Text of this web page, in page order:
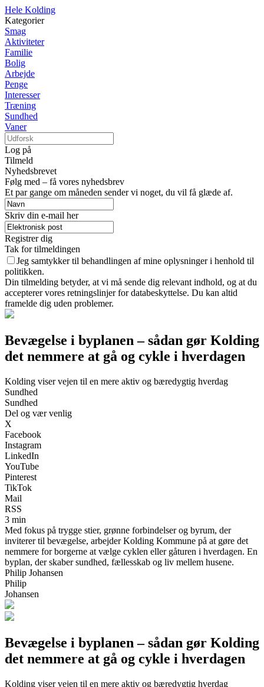
Hele Kolding
Kategorier
Smag
Aktiviteter
Familie
Bolig
Arbejde
Penge
Interesser
Træning
Sundhed
Vaner
Log på
Tilmeld
Nyhedsbrevet
Følg med – få vores nyhedsbrev
Et par gange om måneden sender vi noget, du vil få glæde af.
Skriv din e-mail her
Registrer dig
Tak for tilmeldingen
Jeg samtykker til behandlingen af mine oplysninger i henhold til
politikken.
Din tilmelding betyder, at vi må sende dig relevant indhold, og at du
accepterer vores retningslinjer for databeskyttelse. Du kan altid
framelde dig uden problemer.
Bevægelse i byplanen – sådan gør Kolding
det nemmere at gå og cykle i hverdagen
Kolding viser vejen til en mere aktiv og bæredygtig hverdag
Sundhed
Sundhed
Del og vær venlig
X
Facebook
Instagram
LinkedIn
YouTube
Pinterest
TikTok
Mail
RSS
3 min
Med fokus på trygge stier, grønne forbindelser og byrum, der
inviterer til bevægelse, arbejder Kolding Kommune på at gøre det
nemmere for borgerne at vælge cyklen eller gåturen i hverdagen. En
byplan, der skaber sundhed, fællesskab og liv mellem husene.
Philip Johansen
Philip
Johansen
Bevægelse i byplanen – sådan gør Kolding
det nemmere at gå og cykle i hverdagen
Kolding viser vejen til en mere aktiv og bæredygtig hverdag